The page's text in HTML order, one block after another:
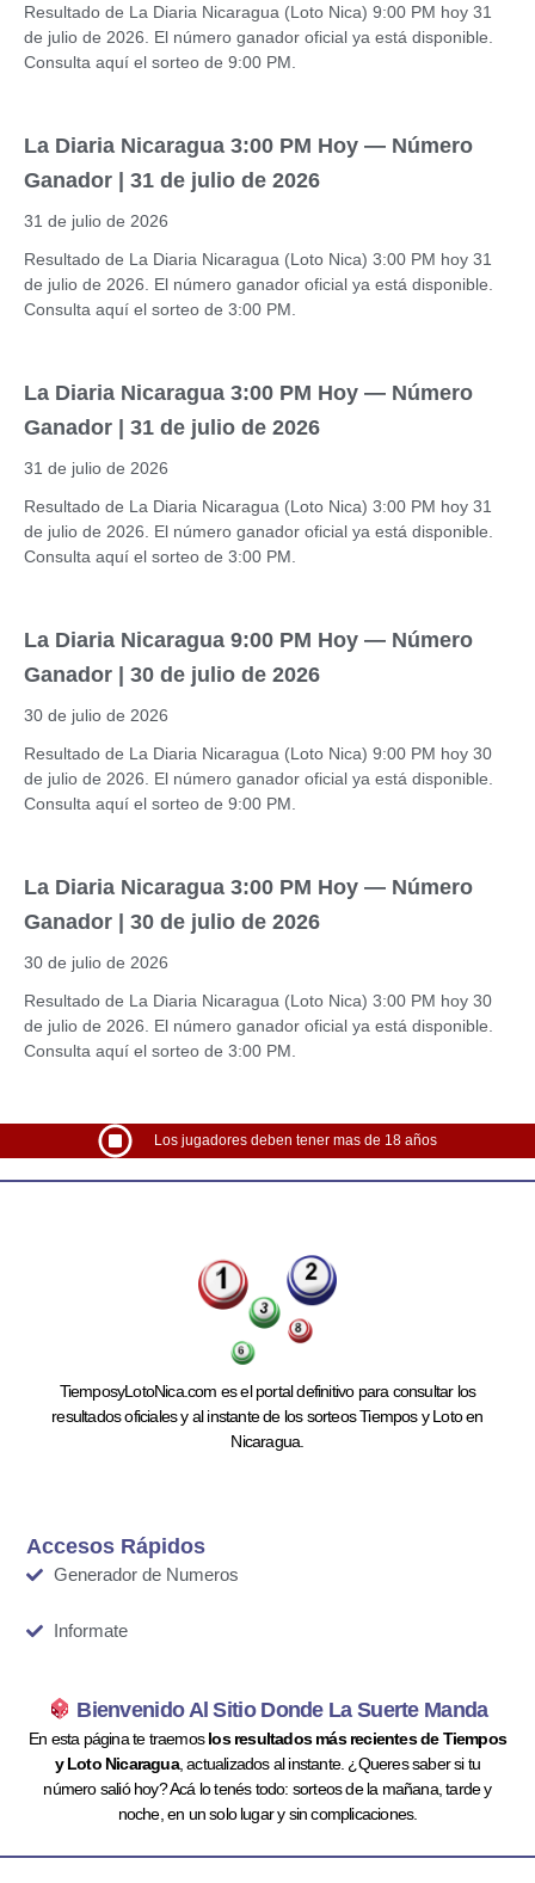
Resultado de La Diaria Nicaragua (Loto Nica) 9:00 PM hoy 31
de julio de 2026. El número ganador oficial ya está disponible.
Consulta aquí el sorteo de 9:00 PM.
La Diaria Nicaragua 3:00 PM Hoy — Número
Ganador | 31 de julio de 2026
31 de julio de 2026
Resultado de La Diaria Nicaragua (Loto Nica) 3:00 PM hoy 31
de julio de 2026. El número ganador oficial ya está disponible.
Consulta aquí el sorteo de 3:00 PM.
La Diaria Nicaragua 3:00 PM Hoy — Número
Ganador | 31 de julio de 2026
31 de julio de 2026
Resultado de La Diaria Nicaragua (Loto Nica) 3:00 PM hoy 31
de julio de 2026. El número ganador oficial ya está disponible.
Consulta aquí el sorteo de 3:00 PM.
La Diaria Nicaragua 9:00 PM Hoy — Número
Ganador | 30 de julio de 2026
30 de julio de 2026
Resultado de La Diaria Nicaragua (Loto Nica) 9:00 PM hoy 30
de julio de 2026. El número ganador oficial ya está disponible.
Consulta aquí el sorteo de 9:00 PM.
La Diaria Nicaragua 3:00 PM Hoy — Número
Ganador | 30 de julio de 2026
30 de julio de 2026
Resultado de La Diaria Nicaragua (Loto Nica) 3:00 PM hoy 30
de julio de 2026. El número ganador oficial ya está disponible.
Consulta aquí el sorteo de 3:00 PM.
Los jugadores deben tener mas de 18 años
TiemposyLotoNica.com es el portal definitivo para consultar los
resultados oficiales y al instante de los sorteos Tiempos y Loto en
Nicaragua.
Accesos Rápidos
Generador de Numeros
Informate
Bienvenido Al Sitio Donde La Suerte Manda
En esta página te traemoslos resultados más recientes de Tiempos
y Loto Nicaragua, actualizados al instante. ¿Queres saber si tu
número salió hoy? Acá lo tenés todo: sorteos de la mañana, tarde y
noche, en un solo lugar y sin complicaciones.